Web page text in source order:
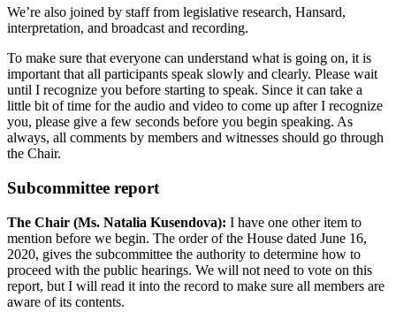
We’re also joined by staff from legislative research, Hansard,
interpretation, and broadcast and recording.
To make sure that everyone can understand what is going on, it is
important that all participants speak slowly and clearly. Please wait
until I recognize you before starting to speak. Since it can take a
little bit of time for the audio and video to come up after I recognize
you, please give a few seconds before you begin speaking. As
always, all comments by members and witnesses should go through
the Chair.
Subcommittee report
The Chair (Ms. Natalia Kusendova): I have one other item to
mention before we begin. The order of the House dated June 16,
2020, gives the subcommittee the authority to determine how to
proceed with the public hearings. We will not need to vote on this
report, but I will read it into the record to make sure all members are
aware of its contents.